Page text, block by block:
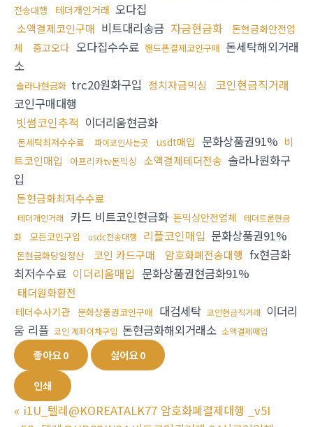
전송대행
테더개인거래 오다집
소액결제코인구매 비트대리송금 자금현금화
돈현금화안전업
체
중고오다 오다집수수료 핸드폰결제코인구매 돈세탁해외거래
소
솔라나현금화 trc20원화구입 정치자금믹싱
코인현금직거래
코인구매대행
빗썸코인추적 이더리움현금화
돈세탁최저수수료 파이코인사는곳 usdt매입 문화상품권91% 비
트코인매입
아프리카tv돈믹싱 소액결제테더전송 솔라나원화구
입
돈현금화최저수수료
테더개인거래 카드 비트코인현금화 돈믹싱안전업체
테더트론현금
화
모든코인구입 usdc전송대행 리플코인매입 문화상품권91%
돈현금화당일정산 코인 카드구매 암호화폐전송대행 fx현금화
최저수수료 이더리움매입 문화상품권현금화91%
태더원화환전
테더수사기관 문화상품권코인구매 대검세탁 코인현금직거래 이더리
움 리플 코인 계좌이체구입 돈현금화해외거래소 소액결제매입
좋아요0 싫어요0
인쇄
« i1U_텔레@KOREATALK77 암호화폐결제대행 _v5I